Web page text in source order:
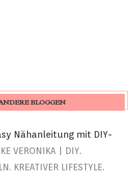
BLOGGEN
Nähanleitung mit DIY-
VERONIKA | DIY.
KREATIVER LIFESTYLE.